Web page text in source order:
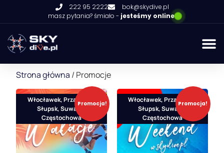
222 95 2222
bok@skydive.pl
masz pytania? śmiało - jesteśmy online
Strona główna / Promocje
Promocja!
Włocławek, Przasnysz,
Słupsk, Suwałki,
Częstochowa
Promocja!
Włocławek, Przasnysz,
Słupsk, Suwałki,
Częstochowa